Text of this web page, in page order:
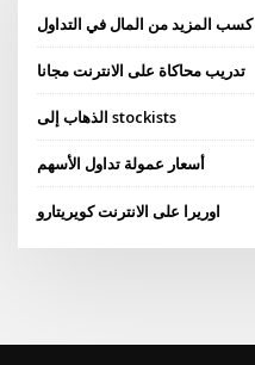
كسب المزيد من المال في التداول
تدريب محاكاة على الانترنت مجانا
الذهاب إلى stockists
أسعار عمولة تداول الأسهم
اوريرا على الانترنت كويريتارو